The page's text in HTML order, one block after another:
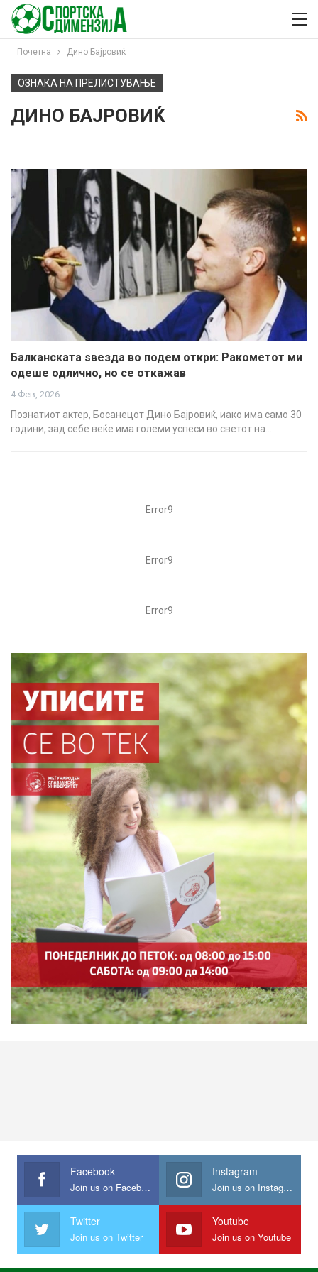
Почетна Дино Бајровиќ
ОЗНАКА НА ПРЕЛИСТУВАЊЕ
ДИНО БАЈРОВИЌ
Балканската ѕвезда во подем откри: Ракометот ми
одеше одлично, но се откажав
4 Фев, 2026
Познатиот актер, Босанецот Дино Бајровиќ, иако има само 30
години, зад себе веќе има големи успеси во светот на…
Error9
Error9
Error9
Facebook
Join us on Facebook
Instagram
Join us on Instagram
Twitter
Join us on Twitter
Youtube
Join us on Youtube